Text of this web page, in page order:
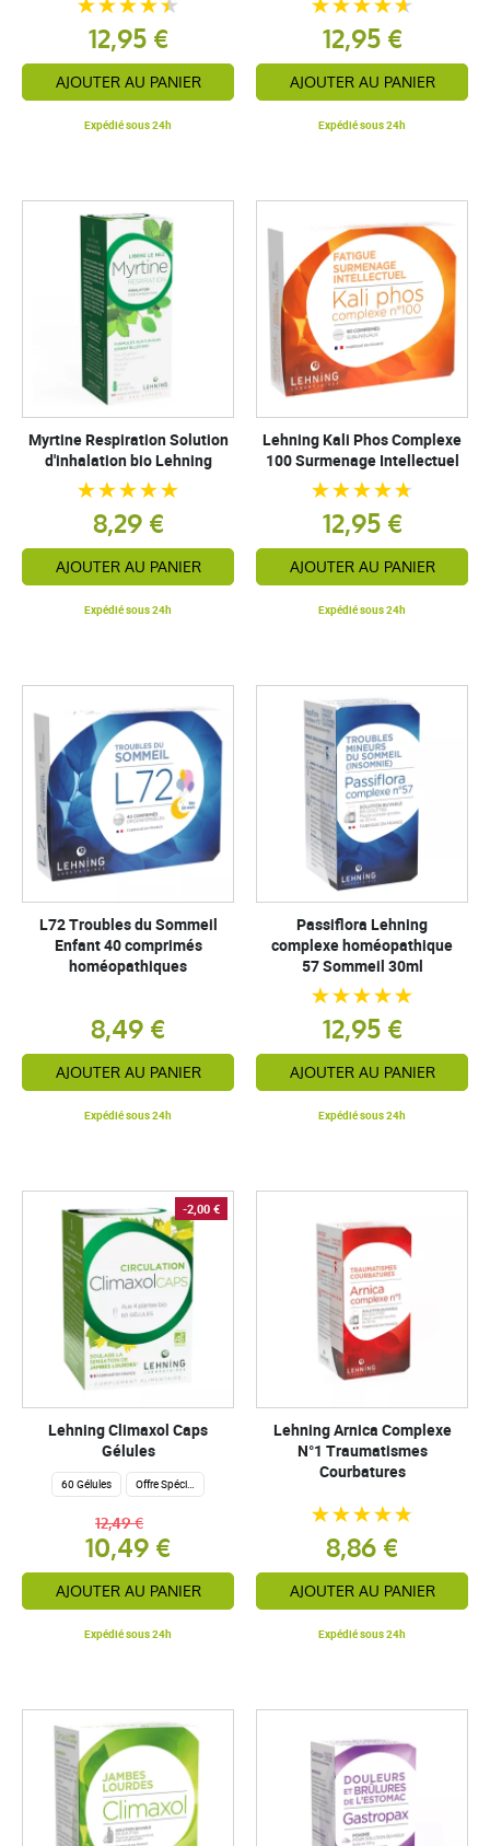
12,95 €
AJOUTER AU PANIER
Expédié sous 24h
12,95 €
AJOUTER AU PANIER
Expédié sous 24h
Myrtine Respiration Solution
d'inhalation bio Lehning
8,29 €
AJOUTER AU PANIER
Expédié sous 24h
Lehning Kali Phos Complexe
100 Surmenage Intellectuel
12,95 €
AJOUTER AU PANIER
Expédié sous 24h
L72 Troubles du Sommeil
Enfant 40 comprimés
homéopathiques
8,49 €
AJOUTER AU PANIER
Expédié sous 24h
Passiflora Lehning
complexe homéopathique
57 Sommeil 30ml
12,95 €
AJOUTER AU PANIER
Expédié sous 24h
-2,00 €
Lehning Climaxol Caps
Gélules
60 Gélules Offre Spéciale
10,49 €
12,49 €
AJOUTER AU PANIER
Expédié sous 24h
Lehning Arnica Complexe
N°1 Traumatismes
Courbatures
8,86 €
AJOUTER AU PANIER
Expédié sous 24h